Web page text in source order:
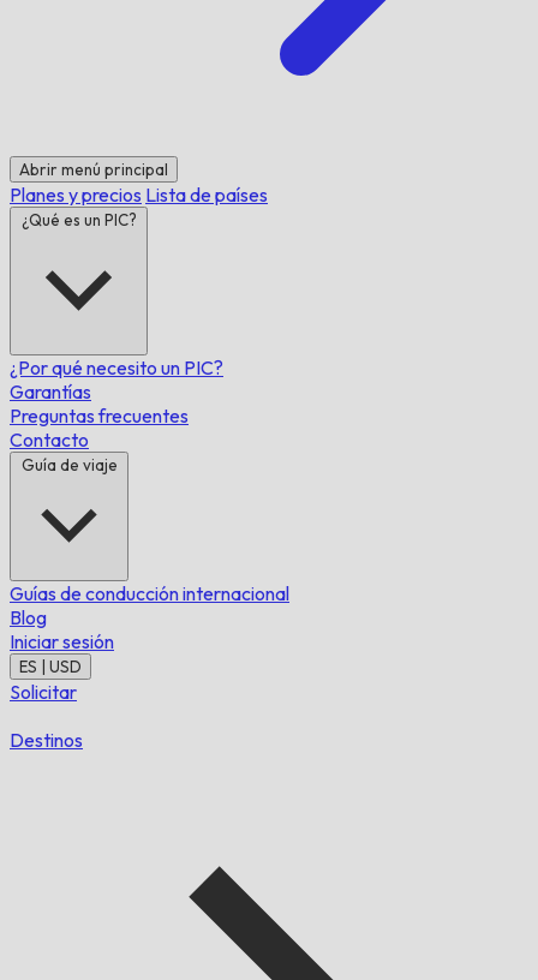
Abrir menú principal
Planes y precios Lista de países
¿Qué es un PIC?
¿Por qué necesito un PIC?
Garantías
Preguntas frecuentes
Contacto
Guía de viaje
Guías de conducción internacional
Blog
Iniciar sesión
ES | USD
Solicitar
Destinos